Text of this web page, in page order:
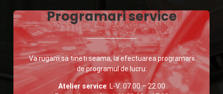
Programari service
Va rugam sa tineti seama, la efectuarea programarii
de programul de lucru:
Atelier service: L-V: 07.00 – 22.00